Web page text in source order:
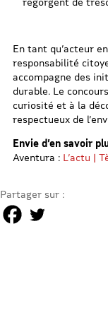
En tant qu’acteur
responsabilité
accompagne des
durable. Le
curiosité et à la
respectueux de
Envie d’en savoir
Aventura : L’actu |
Partager sur :